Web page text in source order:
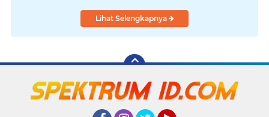
Lihat Selengkapnya